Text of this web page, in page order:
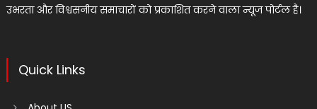
उभरता और विश्वसनीय समाचारों को प्रकाशित करने वाला न्यूज पोर्टल है।
Quick Links